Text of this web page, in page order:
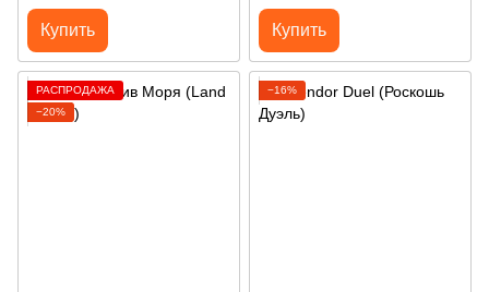
Купить Купить
РАСПРОДАЖА
−20%
−16%